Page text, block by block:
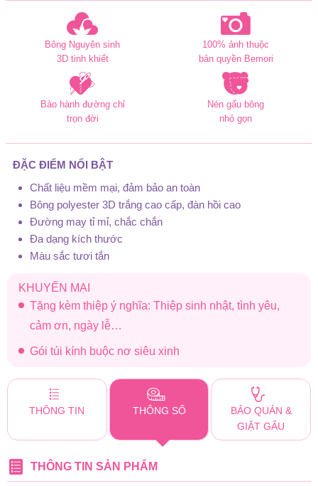
Bông Nguyên sinh
3D tinh khiết
100% ảnh thuộc
bản quyền Bemori
Bảo hành đường chỉ
trọn đời
Nén gấu bông
nhỏ gọn
ĐẶC ĐIỂM NỔI BẬT
Chất liệu mềm mại, đảm bảo an toàn
Bông polyester 3D trắng cao cấp, đàn hồi cao
Đường may tỉ mỉ, chắc chắn
Đa dạng kích thước
Màu sắc tươi tắn
KHUYẾN MẠI
Tặng kèm thiệp ý nghĩa: Thiệp sinh nhật, tình yêu,
cảm ơn, ngày lễ…
Gói túi kính buộc nơ siêu xinh
THÔNG TIN THÔNG SỐ
BẢO QUẢN &
GIẶT GẤU
THÔNG TIN SẢN PHẨM